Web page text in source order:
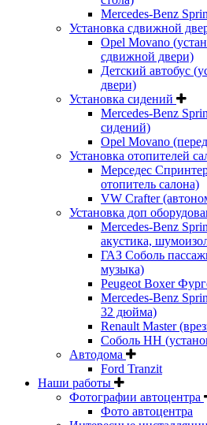
Mercedes-Benz
Установка сдвижной
Opel Movano
сдвижной двери)
Детский автобус
двери)
Установка сидений
Mercedes-Benz
сидений)
Opel Movano
Установка отопителей
Мерседес
отопитель салона)
VW Crafter
Установка доп
Mercedes-Benz
акустика,
ГАЗ Соболь
музыка)
Peugeot Boxer
Mercedes-Benz
32 дюйма)
Renault Master
Соболь НН
Автодома
Ford Tranzit
Наши работы
Фотографии автоцентра
Фото автоцентра